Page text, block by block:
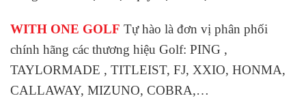
WITH ONE GOLF Tự hào là đơn vị phân phối
chính hãng các thương hiệu Golf: PING ,
TAYLORMADE , TITLEIST, FJ, XXIO, HONMA,
CALLAWAY, MIZUNO, COBRA,…